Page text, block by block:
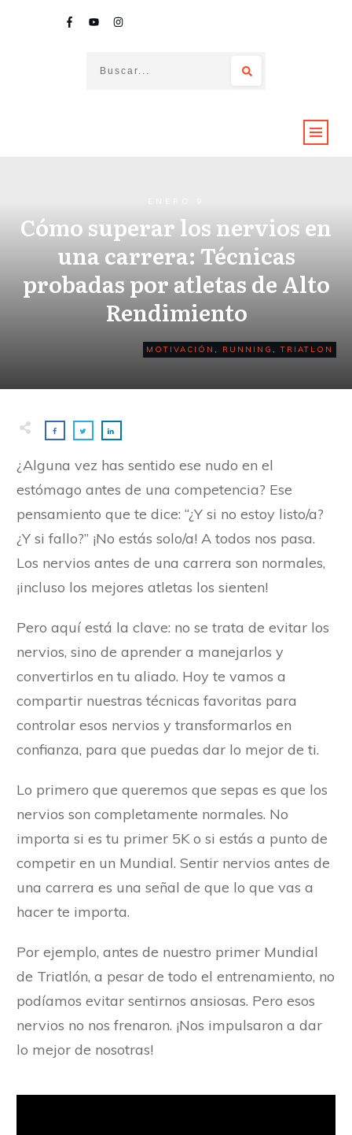
Cómo superar los nervios en
una carrera: Técnicas
probadas por atletas de Alto
Rendimiento
MOTIVACIÓN , RUNNING ,TRIATLON
¿Alguna vez has sentido ese nudo en el
estómago antes de una competencia? Ese
pensamiento que te dice: “¿Y si no estoy listo/a?
¿Y si fallo?” ¡No estás solo/a! A todos nos pasa.
Los nervios antes de una carrera son normales,
¡incluso los mejores atletas los sienten!
Pero aquí está la clave: no se trata de evitar los
nervios, sino de aprender a manejarlos y
convertirlos en tu aliado. Hoy te vamos a
compartir nuestras técnicas favoritas para
controlar esos nervios y transformarlos en
confianza, para que puedas dar lo mejor de ti.
Lo primero que queremos que sepas es que los
nervios son completamente normales. No
importa si es tu primer 5K o si estás a punto de
competir en un Mundial. Sentir nervios antes de
una carrera es una señal de que lo que vas a
hacer te importa.
Por ejemplo, antes de nuestro primer Mundial
de Triatlón, a pesar de todo el entrenamiento, no
podíamos evitar sentirnos ansiosas. Pero esos
nervios no nos frenaron. ¡Nos impulsaron a dar
lo mejor de nosotras!